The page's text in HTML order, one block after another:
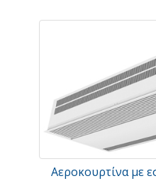
Αεροκουρτίνα με